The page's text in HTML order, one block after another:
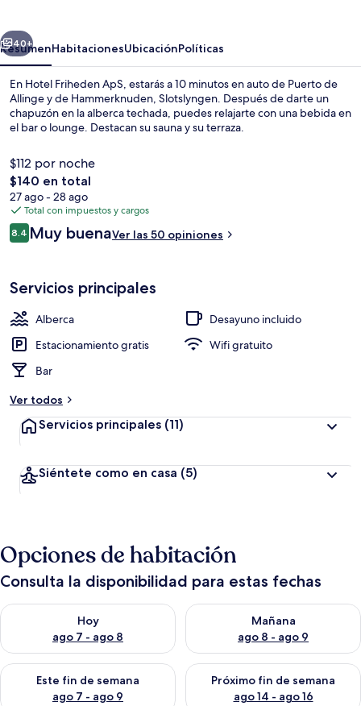
Siguiente
40+
ResumenHabitacionesUbicaciónPolíticas
En Hotel Friheden ApS, estarás a 10 minutos en auto de Puerto de
Allinge y de Hammerknuden, Slotslyngen. Después de darte un
chapuzón en la alberca techada, puedes relajarte con una bebida en
el bar o lounge. Destacan su sauna y su terraza.
$112 por noche
El
precio
total
es
de
$140 en total
27 ago - 28 ago
Total con impuestos y cargos
Opiniones
8.48.4 de 10,
Muy buenaVer las 50 opiniones
Servicios principales
Alberca
Desayuno incluido
Estacionamiento gratis
Wifi gratuito
Bar
Ver todos
Servicios principales (11)
Siéntete como en casa (5)
Opciones de habitación
Consulta la disponibilidad para estas fechas
Hoy
ago 7 - ago 8
Consulta la disponibilidad para hoy ago 7 - ago 8
Mañana
ago 8 - ago 9
Consulta la disponibilidad
Este fin de semana
ago 7 - ago 9
Consulta la disponibilidad para este fin de semana ago 7 -
Próximo fin de semana
ago 14 - ago 16
Consulta la disponibilidad